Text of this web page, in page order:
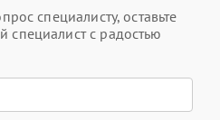
специалисту, оставьте
с радостью